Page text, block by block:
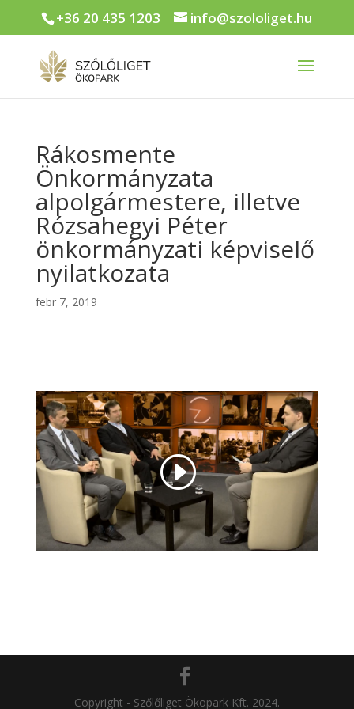
+36 20 435 1203 info@szololiget.hu
Rákosmente
Önkormányzata
alpolgármestere, illetve
Rózsahegyi Péter
önkormányzati képviselő
nyilatkozata
febr 7, 2019
Copyright - Szőlőliget Ökopark Kft. 2024.